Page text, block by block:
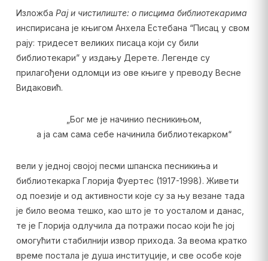
Изложба Рај и чистилиште: о писцима библиотекарима
инспирисана је књигом Анхела Естебана “Писац у свом
рају: тридесет великих писаца који су били
библиотекари” у издању Дерете. Легенде су
прилагођени одломци из ове књиге у преводу Весне
Видаковић.
„Бог ме је начинио песникињом,
а ја сам сама себе начинила библиотекарком“
вели у једној својој песми шпанска песникиња и
библиотекарка Глорија Фуертес (1917-1998). Живети
од поезије и од активности које су за њу везане тада
је било веома тешко, као што је то уосталом и данас,
те је Глорија одлучила да потражи посао који ће јој
омогућити стабилнији извор прихода. За веома кратко
време постала је душа институције, и све особе које